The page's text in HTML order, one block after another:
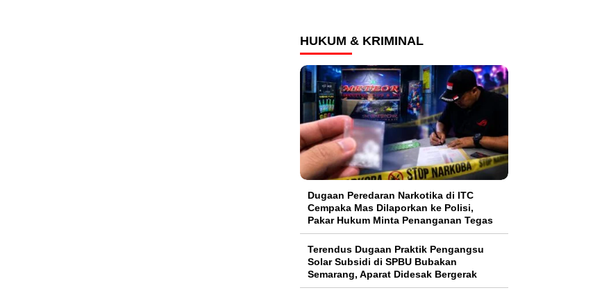
HUKUM & KRIMINAL
Dugaan Peredaran Narkotika di ITC
Cempaka Mas Dilaporkan ke Polisi,
Pakar Hukum Minta Penanganan Tegas
Terendus Dugaan Praktik Pengangsu
Solar Subsidi di SPBU Bubakan
Semarang, Aparat Didesak Bergerak